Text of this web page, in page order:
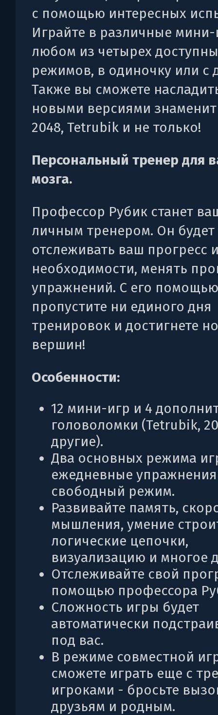
с помощью интересных
Играйте в различные
любом из четырех
режимов, в одиночку или с
Также вы сможете
новыми версиями
2048, Tetrubik и не только!
Персональный тренер для
мозга.
Профессор Рубик станет
личным тренером. Он будет
отслеживать ваш прогресс
необходимости, менять
упражнений. С его
пропустите ни единого дня
тренировок и достигнете
вершин!
Особенности:
12 мини-игр и 4
головоломки (Tetrubik,
другие).
Два основных режима
ежедневные
свободный режим.
Развивайте память,
мышления, умение
логические цепочки,
визуализацию и многое
Отслеживайте свой
помощью профессора
Сложность игры будет
автоматически
под вас.
В режиме совместной
сможете играть еще с
игроками - бросьте
друзьям и родным.